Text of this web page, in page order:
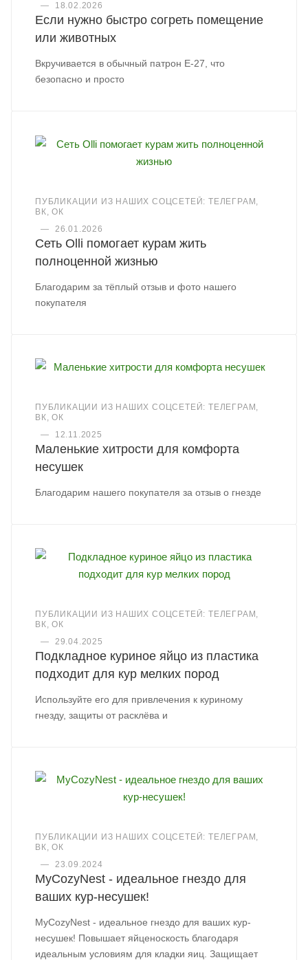
—
18.02.2026
Если нужно быстро согреть помещение
или животных
Вкручивается в обычный патрон Е-27, что
безопасно и просто
ПУБЛИКАЦИИ ИЗ НАШИХ СОЦСЕТЕЙ: ТЕЛЕГРАМ,
ВК, ОК
—
26.01.2026
Сеть Olli помогает курам жить
полноценной жизнью
Благодарим за тёплый отзыв и фото нашего
покупателя
ПУБЛИКАЦИИ ИЗ НАШИХ СОЦСЕТЕЙ: ТЕЛЕГРАМ,
ВК, ОК
—
12.11.2025
Маленькие хитрости для комфорта
несушек
Благодарим нашего покупателя за отзыв о гнезде
ПУБЛИКАЦИИ ИЗ НАШИХ СОЦСЕТЕЙ: ТЕЛЕГРАМ,
ВК, ОК
—
29.04.2025
Подкладное куриное яйцо из пластика
подходит для кур мелких пород
Используйте его для привлечения к куриному
гнезду, защиты от расклёва и
ПУБЛИКАЦИИ ИЗ НАШИХ СОЦСЕТЕЙ: ТЕЛЕГРАМ,
ВК, ОК
—
23.09.2024
MyCozyNest - идеальное гнездо для
ваших кур-несушек!
MyCozyNest - идеальное гнездо для ваших кур-
несушек! Повышает яйценоскость благодаря
идеальным условиям для кладки яиц. Защищает